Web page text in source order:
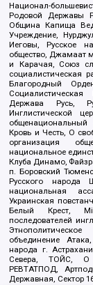
Национал-
Родовой Державы
Община Капища
Учреждение,
Иеговы, Русское
общество, Джамаат
и Карачая, Союз
социалистическая
Благородный
Держава Русь,
Инглистической
Кровь и Честь, О
организация
национальное
Клуба Динамо,
п. Боровский
Русского народа
национальная
Украинская
Белый Крест,
последователей
объединение
народа г.
Севера, ТОЙС, О
РЕВТАТПОД,
Державная, Сектор